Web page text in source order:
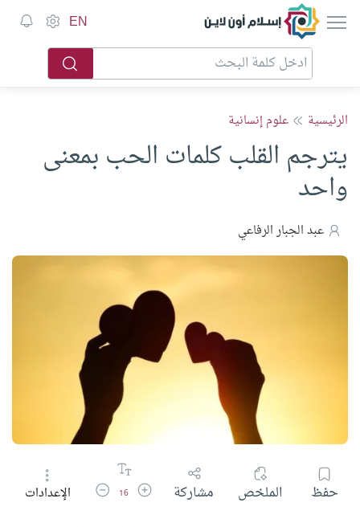
إسلام أون لاين EN
الرئيسية علوم إنسانية
يترجم القلب كلمات الحب بمعنى
واحد
عبد الجبار الرفاعي
حفظ الملخص مشاركة زيادة حجم الخط
16 تقليل حجم الخط
الإعدادات